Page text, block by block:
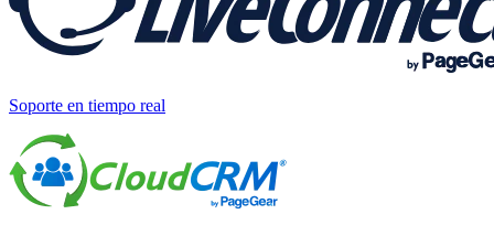
Soporte en tiempo real